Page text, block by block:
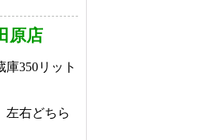
原店
350リット
左右どちら